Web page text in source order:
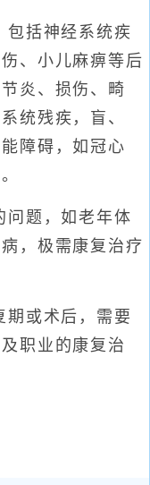
括神经系统疾
、小儿麻痹等后
炎、损伤、畸
统残疾，盲、
障碍，如冠心
题，如老年体
，极需康复治疗
或术后，需要
职业的康复治